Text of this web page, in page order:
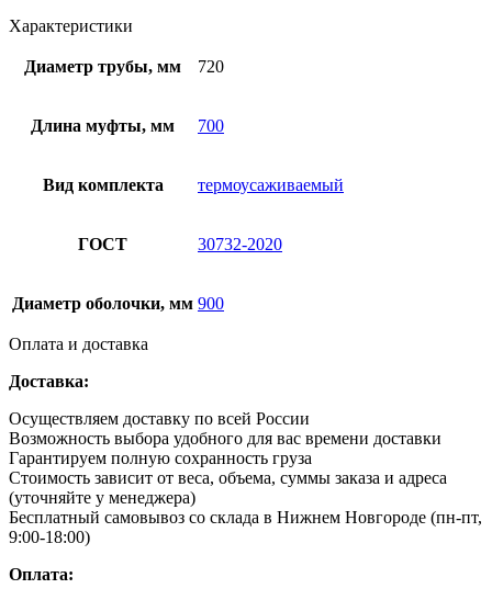
Характеристики
Диаметр трубы, мм 720
Длина муфты, мм 700
Вид комплекта термоусаживаемый
ГОСТ 30732-2020
Диаметр оболочки, мм 900
Оплата и доставка
Доставка:
Осуществляем доставку по всей России
Возможность выбора удобного для вас времени доставки
Гарантируем полную сохранность груза
Стоимость зависит от веса, объема, суммы заказа и адреса
(уточняйте у менеджера)
Бесплатный самовывоз со склада в Нижнем Новгороде (пн-пт,
9:00-18:00)
Оплата: